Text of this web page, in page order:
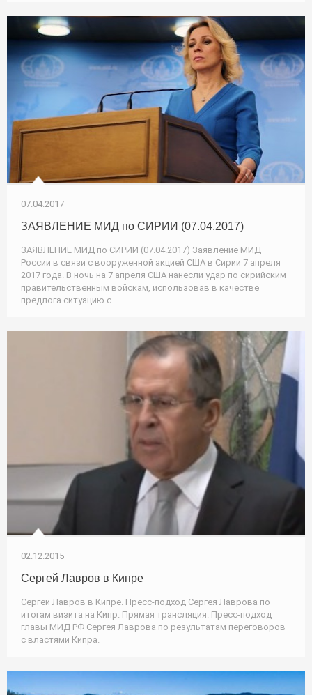
07.04.2017
ЗАЯВЛЕНИЕ МИД по СИРИИ (07.04.2017)
ЗАЯВЛЕНИЕ МИД по СИРИИ (07.04.2017) Заявление МИД
России в связи с вооруженной акцией США в Сирии 7 апреля
2017 года. В ночь на 7 апреля США нанесли удар по сирийским
правительственным войскам, использовав в качестве
предлога ситуацию с
02.12.2015
Сергей Лавров в Кипре
Сергей Лавров в Кипре. Пресс-подход Сергея Лаврова по
итогам визита на Кипр. Прямая трансляция. Пресс-подход
главы МИД РФ Сергея Лаврова по результатам переговоров
с властями Кипра.